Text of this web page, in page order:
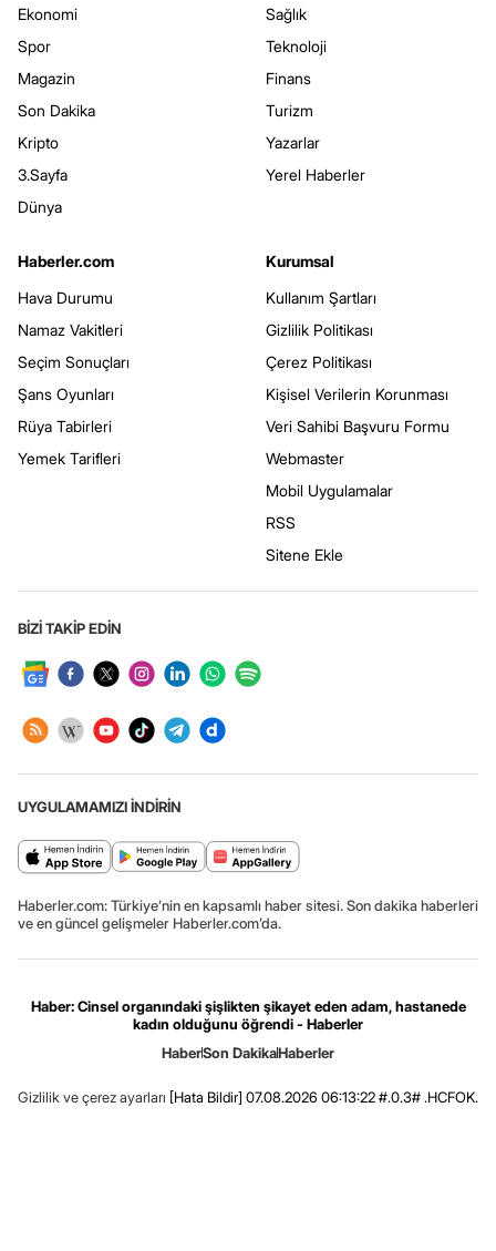
Ekonomi
Spor
Magazin
Son Dakika
Kripto
3.Sayfa
Dünya
Sağlık
Teknoloji
Finans
Turizm
Yazarlar
Yerel Haberler
Haberler.com
Hava Durumu
Namaz Vakitleri
Seçim Sonuçları
Şans Oyunları
Rüya Tabirleri
Yemek Tarifleri
Kurumsal
Kullanım Şartları
Gizlilik Politikası
Çerez Politikası
Kişisel Verilerin Korunması
Veri Sahibi Başvuru Formu
Webmaster
Mobil Uygulamalar
RSS
Sitene Ekle
BİZİ TAKİP EDİN
UYGULAMAMIZI İNDİRİN
Haberler.com: Türkiye’nin en kapsamlı haber sitesi. Son dakika haberleri
ve en güncel gelişmeler Haberler.com’da.
Haber: Cinsel organındaki şişlikten şikayet eden adam, hastanede
kadın olduğunu öğrendi - Haberler
HaberSon DakikaHaberler
Gizlilik ve çerez ayarları [Hata Bildir] 07.08.2026 06:13:22 #.0.3# .HCFOK.